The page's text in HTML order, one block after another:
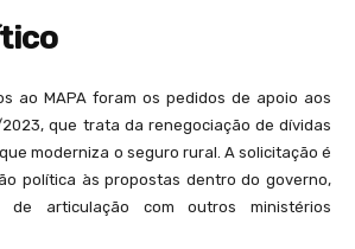
ao MAPA foram os pedidos de apoio aos
que trata da renegociação de dívidas
moderniza o seguro rural. A solicitação é
política às propostas dentro do governo,
de articulação com outros ministérios